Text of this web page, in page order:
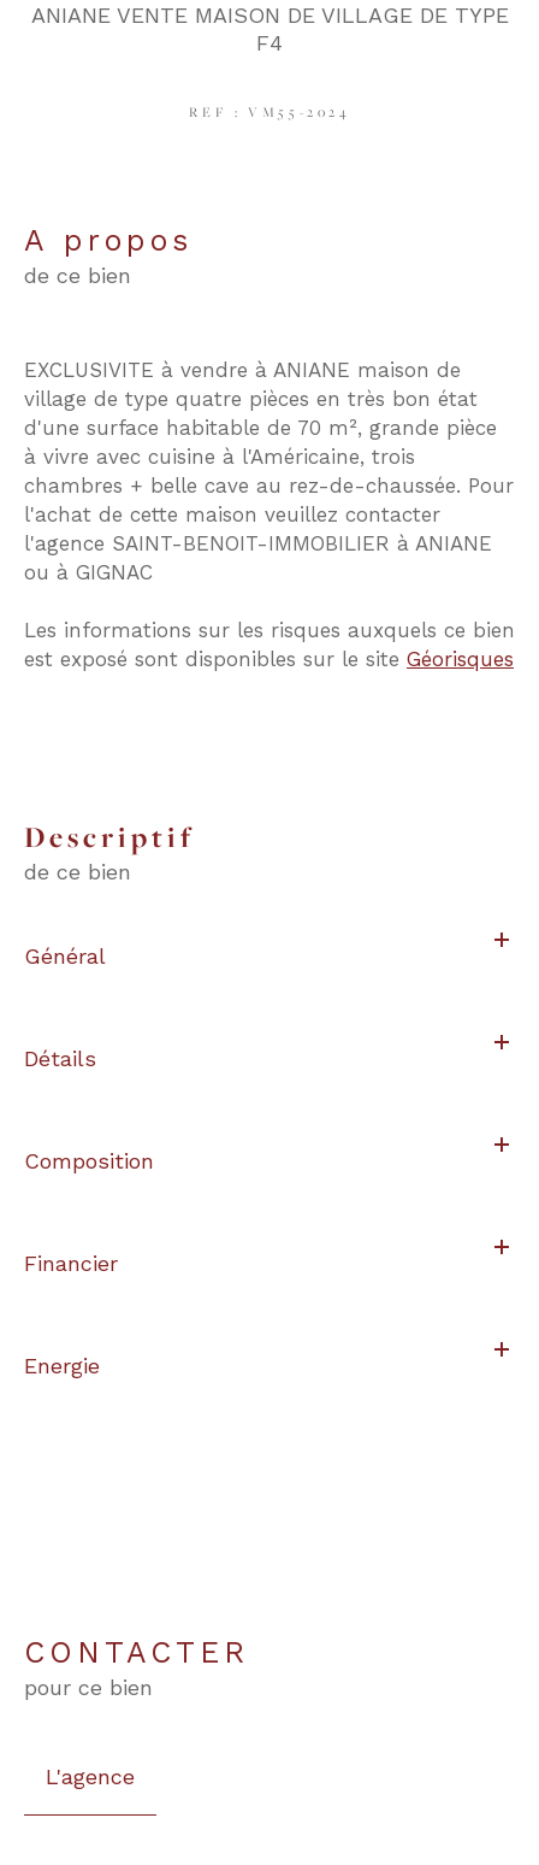
ANIANE VENTE MAISON DE VILLAGE DE TYPE
F4
REF : VM55-2024
a propos
de ce bien
EXCLUSIVITE à vendre à ANIANE maison de
village de type quatre pièces en très bon état
d'une surface habitable de 70 m², grande pièce
à vivre avec cuisine à l'Américaine, trois
chambres + belle cave au rez-de-chaussée. Pour
l'achat de cette maison veuillez contacter
l'agence SAINT-BENOIT-IMMOBILIER à ANIANE
ou à GIGNAC
Les informations sur les risques auxquels ce bien
est exposé sont disponibles sur le site Géorisques
descriptif
de ce bien
Général
Détails
Composition
Financier
Energie
CONTACTER
pour ce bien
L'agence